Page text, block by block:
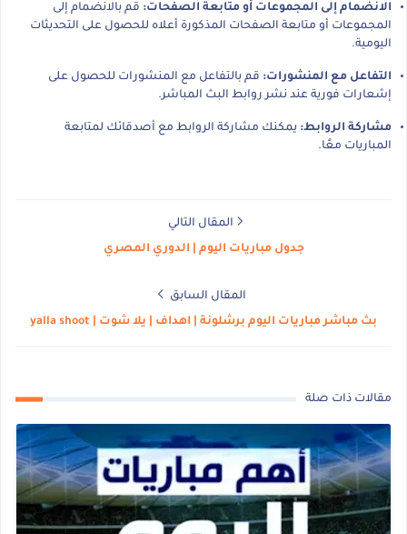
الانضمام إلى المجموعات أو متابعة الصفحات: قم بالانضمام إلى
المجموعات أو متابعة الصفحات المذكورة أعلاه للحصول على التحديثات
اليومية.
التفاعل مع المنشورات: قم بالتفاعل مع المنشورات للحصول على
إشعارات فورية عند نشر روابط البث المباشر.
مشاركة الروابط: يمكنك مشاركة الروابط مع أصدقائك لمتابعة
المباريات معًا.
المقال التالي
جدول مباريات اليوم | الدوري المصري
المقال السابق
بث مباشر مباريات اليوم برشلونة | اهداف | يلا شوت | yalla shoot
مقالات ذات صلة